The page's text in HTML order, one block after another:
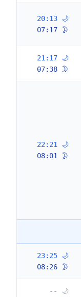
🌙 20:13
🌛 07:17
🌙 21:17
🌛 07:38
🌙 22:21
🌛 08:01
🌙 23:25
🌛 08:26
🌙 --